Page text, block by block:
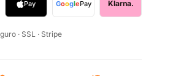
Pay GooglePay Klarna.
· SSL · Stripe